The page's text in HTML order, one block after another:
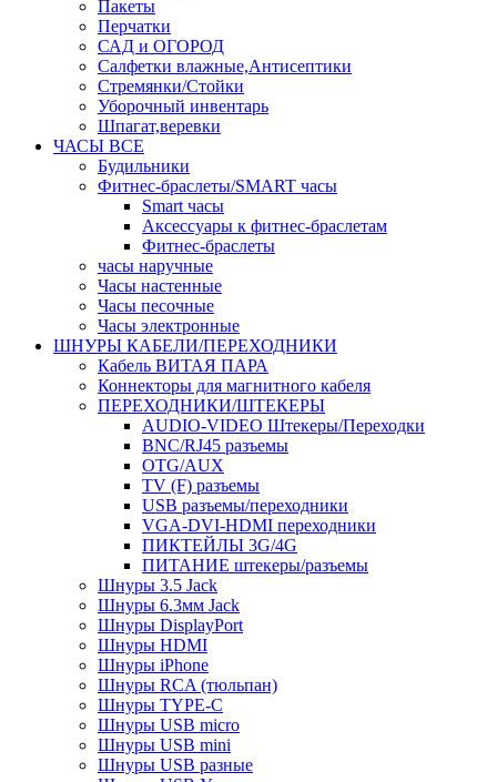
Пакеты
Перчатки
САД и ОГОРОД
Салфетки влажные,Антисептики
Стремянки/Стойки
Уборочный инвентарь
Шпагат,веревки
ЧАСЫ ВСЕ
Будильники
Фитнес-браслеты/SMART часы
Smart часы
Аксессуары к фитнес-браслетам
Фитнес-браслеты
часы наручные
Часы настенные
Часы песочные
Часы электронные
ШНУРЫ КАБЕЛИ/ПЕРЕХОДНИКИ
Кабель ВИТАЯ ПАРА
Коннекторы для магнитного кабеля
ПЕРЕХОДНИКИ/ШТЕКЕРЫ
AUDIO-VIDEO Штекеры/Переходки
BNC/RJ45 разъемы
OTG/AUX
TV (F) разъемы
USB разъемы/переходники
VGA-DVI-HDMI переходники
ПИКТЕЙЛЫ 3G/4G
ПИТАНИЕ штекеры/разъемы
Шнуры 3.5 Jack
Шнуры 6.3мм Jack
Шнуры DisplayPort
Шнуры HDMI
Шнуры iPhone
Шнуры RCA (тюльпан)
Шнуры TYPE-C
Шнуры USB micro
Шнуры USB mini
Шнуры USB разные